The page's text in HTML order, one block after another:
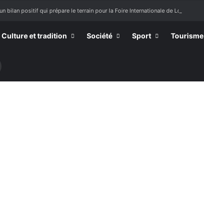
bilan positif qui prépare le terrain pour la Foire Internationale de Lomé
Culture et tradition Société Sport Tourisme